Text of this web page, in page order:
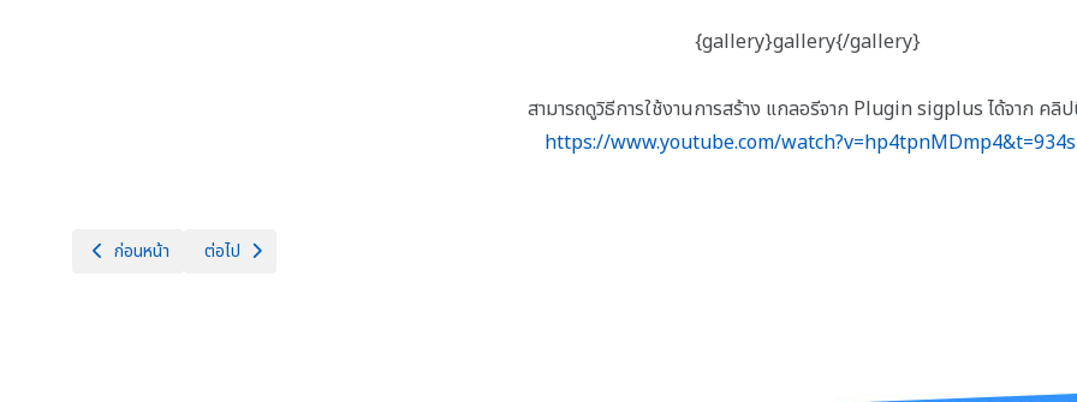
{gallery}gallery{/gallery}
สามารถดูวิธีการใช้งานการสร้าง แกลอรีจาก Plugin sigplus ได้จาก คลิ
https://www.youtube.com/watch?v=hp4tpnMDmp4&t=934s
เนื้อหาก่อนหน้า: บทความแสดง PDF (PDF Embed)
ก่อนหน้า เนื้อหาถัดไป: ติดต่อเรา
ต่อไป